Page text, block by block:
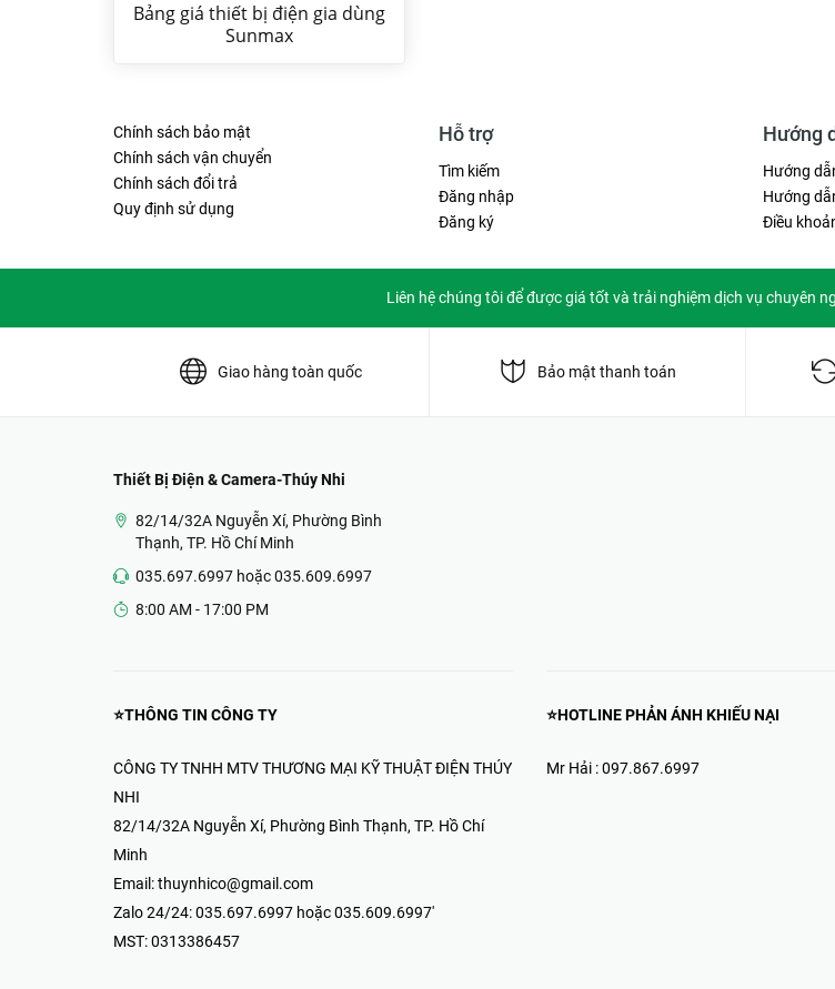
Bảng giá thiết bị điện gia dùng
Sunmax
Chính sách bảo mật
Chính sách vận chuyển
Chính sách đổi trả
Quy định sử dụng
Hỗ trợ
Tìm kiếm
Đăng nhập
Đăng ký
Hướng
Hướng
Hướng
Điều
Liên hệ chúng tôi để được giá tốt và trải nghiệm dịch vụ chuyên
Giao hàng toàn quốc Bảo mật thanh toán
Thiết Bị Điện & Camera-Thúy Nhi
82/14/32A Nguyễn Xí, Phường Bình
Thạnh, TP. Hồ Chí Minh